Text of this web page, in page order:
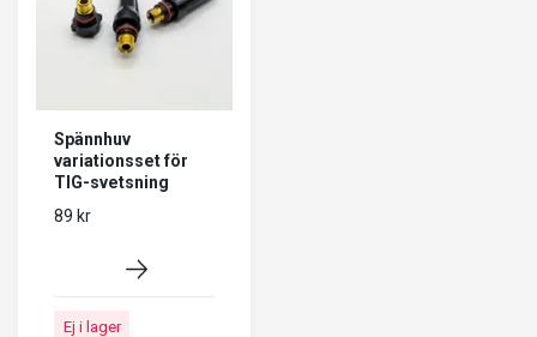
Spännhuv
variationsset för
TIG-svetsning
89 kr
Ej i lager